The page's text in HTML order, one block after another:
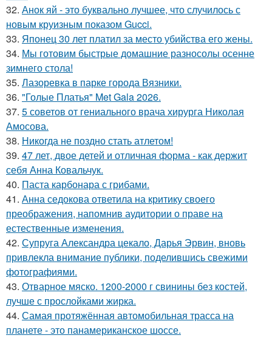
32. Анок яй - это буквально лучшее, что случилось с
новым круизным показом Gucci.
33. Японец 30 лет платил за место убийства его жены.
34. Мы готовим быстрые домашние разносолы осенне
зимнего стола!
35. Лазоревка в парке города Вязники.
36. "Голые Платья" Met Gala 2026.
37. 5 советов от гениального врача хирурга Николая
Амосова.
38. Никогда не поздно стать атлетом!
39. 47 лет, двое детей и отличная форма - как держит
себя Анна Ковальчук.
40. Паста карбонара с грибами.
41. Анна седокова ответила на критику своего
преображения, напомнив аудитории о праве на
естественные изменения.
42. Супруга Александра цекало, Дарья Эрвин, вновь
привлекла внимание публики, поделившись свежими
фотографиями.
43. Отварное мяско. 1200-2000 г свинины без костей,
лучше с прослойками жирка.
44. Самая протяжённая автомобильная трасса на
планете - это панамериканское шоссе.